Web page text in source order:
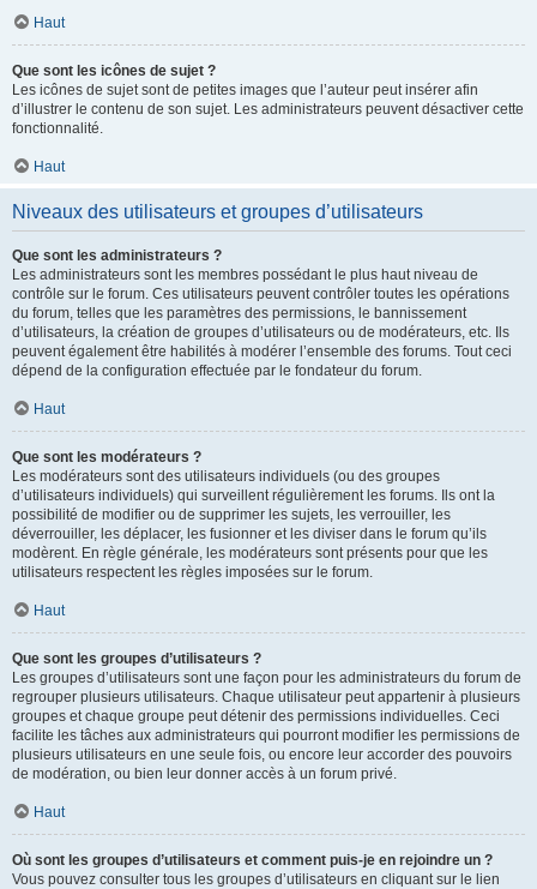
Haut
Que sont les icônes de sujet ?
Les icônes de sujet sont de petites images que l’auteur peut insérer afin
d’illustrer le contenu de son sujet. Les administrateurs peuvent désactiver cette
fonctionnalité.
Haut
Niveaux des utilisateurs et groupes d’utilisateurs
Que sont les administrateurs ?
Les administrateurs sont les membres possédant le plus haut niveau de
contrôle sur le forum. Ces utilisateurs peuvent contrôler toutes les opérations
du forum, telles que les paramètres des permissions, le bannissement
d’utilisateurs, la création de groupes d’utilisateurs ou de modérateurs, etc. Ils
peuvent également être habilités à modérer l’ensemble des forums. Tout ceci
dépend de la configuration effectuée par le fondateur du forum.
Haut
Que sont les modérateurs ?
Les modérateurs sont des utilisateurs individuels (ou des groupes
d’utilisateurs individuels) qui surveillent régulièrement les forums. Ils ont la
possibilité de modifier ou de supprimer les sujets, les verrouiller, les
déverrouiller, les déplacer, les fusionner et les diviser dans le forum qu’ils
modèrent. En règle générale, les modérateurs sont présents pour que les
utilisateurs respectent les règles imposées sur le forum.
Haut
Que sont les groupes d’utilisateurs ?
Les groupes d’utilisateurs sont une façon pour les administrateurs du forum de
regrouper plusieurs utilisateurs. Chaque utilisateur peut appartenir à plusieurs
groupes et chaque groupe peut détenir des permissions individuelles. Ceci
facilite les tâches aux administrateurs qui pourront modifier les permissions de
plusieurs utilisateurs en une seule fois, ou encore leur accorder des pouvoirs
de modération, ou bien leur donner accès à un forum privé.
Haut
Où sont les groupes d’utilisateurs et comment puis-je en rejoindre un ?
Vous pouvez consulter tous les groupes d’utilisateurs en cliquant sur le lien